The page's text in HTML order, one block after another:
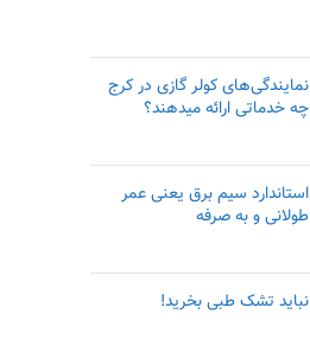
نمایندگی‌های کولر گازی در کرج
چه خدماتی ارائه میدهند؟
استاندارد سیم برق یعنی عمر
طولانی و به صرفه
نباید تشک طبی بخرید!